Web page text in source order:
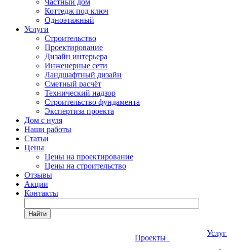
Частный дом
Коттедж под ключ
Одноэтажный
Услуги
Строительство
Проектирование
Дизайн интерьера
Инженерные сети
Ландшафтный дизайн
Сметный расчёт
Технический надзор
Строительство фундамента
Экспертиза проекта
Дом с нуля
Наши работы
Статьи
Цены
Цены на проектирование
Цены на строительство
Отзывы
Акции
Контакты
Найти
Проекты